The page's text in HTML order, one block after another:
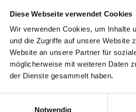
Diese Webseite verwendet Cookies
Wir verwenden Cookies, um Inhalte
und die Zugriffe auf unsere Website
Website an unsere Partner für
möglicherweise mit weiteren Daten
der Dienste gesammelt haben.
Notwendig